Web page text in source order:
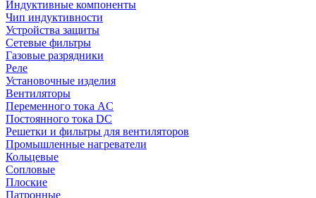
Индуктивные компоненты
Чип индуктивности
Устройства защиты
Сетевые фильтры
Газовые разрядники
Реле
Установочные изделия
Вентиляторы
Переменного тока AC
Постоянного тока DC
Решетки и фильтры для вентиляторов
Промышленные нагреватели
Кольцевые
Сопловые
Плоские
Патронные